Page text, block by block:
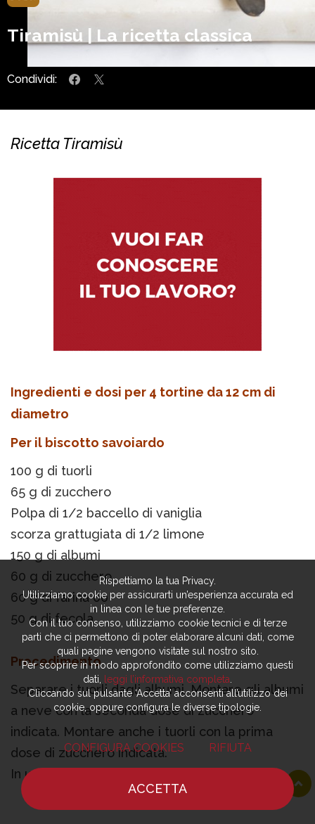
Tiramisù | La ricetta classica
Condividi:
Ricetta Tiramisù
Ingredienti e dosi per 4 tortine da 12 cm di
diametro
Per il biscotto savoiardo
100 g di tuorli
65 g di zucchero
Polpa di 1/2 baccello di vaniglia
scorza grattugiata di 1/2 limone
150 g di albumi
60 g di zucchero
60 g di farina 00
50 g di fecola
Procedimento
Separare i tuorli dagli albumi. Montare gli albumi
a neve con la seconda dose di zucchero
indicata. Montare anche i tuorli con la prima
dose di zucchero indicata.
In una ciotola incorporare 1/3 di albume
montato a neve con i tuorli montati, mescolando
Rispettiamo la tua Privacy.
Utilizziamo cookie per assicurarti un’esperienza accurata ed
in linea con le tue preferenze.
Con il tuo consenso, utilizziamo cookie tecnici e di terze
parti che ci permettono di poter elaborare alcuni dati, come
quali pagine vengono visitate sul nostro sito.
Per scoprire in modo approfondito come utilizziamo questi
dati,
leggi l’informativa completa
Cliccando sul pulsante ‘Accetta’ acconsenti all’utilizzo dei
cookie, oppure configura le diverse tipologie.
CONFIGURA COOKIES RIFIUTA
ACCETTA